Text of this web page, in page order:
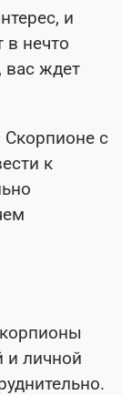
и
в нечто
ждет
с
к
и личной